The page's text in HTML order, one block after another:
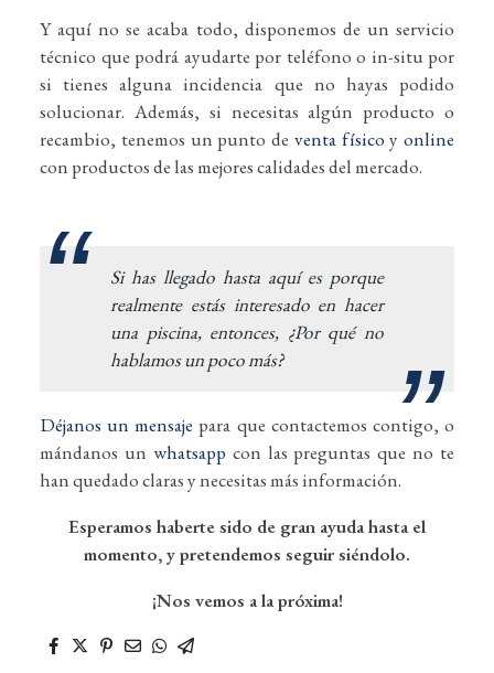
Y aquí no se acaba todo, disponemos de un servicio
técnico que podrá ayudarte por teléfono o in-situ por
si tienes alguna incidencia que no hayas podido
solucionar. Además, si necesitas algún producto o
recambio, tenemos un punto de venta físico y online
con productos de las mejores calidades del mercado.
Si has llegado hasta aquí es porque
realmente estás interesado en hacer
una piscina, entonces, ¿Por qué no
hablamos un poco más?
Déjanos un mensaje para que contactemos contigo, o
mándanos un whatsapp con las preguntas que no te
han quedado claras y necesitas más información.
Esperamos haberte sido de gran ayuda hasta el
momento, y pretendemos seguir siéndolo.
¡Nos vemos a la próxima!